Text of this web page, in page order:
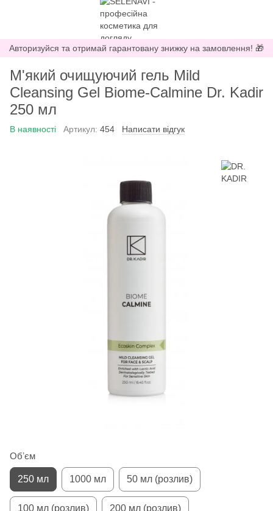
Авторизуйся та отримай гарантовану знижку на замовлення! 🎁
М'який очищуючий гель Mild
Cleansing Gel Biome-Calmine Dr. Kadir
250 мл
В наявності Артикул: 454 Написати відгук
Обʼєм
250 мл 1000 мл 50 мл (розлив)
100 мл (розлив) 200 мл (розлив)